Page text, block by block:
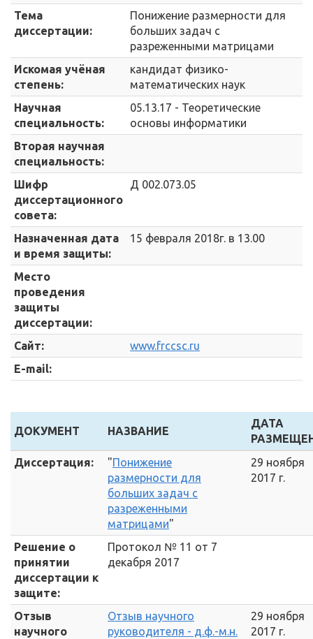
Тема
диссертации:
Понижение размерности для
больших задач с
разреженными матрицами
Искомая учёная
степень:
кандидат физико-
математических наук
Научная
специальность:
05.13.17 - Теоретические
основы информатики
Вторая научная
специальность:
Шифр
диссертационного
совета:
Д 002.073.05
Назначенная дата
и время защиты:
15 февраля 2018г. в 13.00
Место
проведения
защиты
диссертации:
Сайт:
www.frccsc.ru
E-mail:
ДОКУМЕНТ НАЗВАНИЕ
ДАТА
Диссертация:
"Понижение
размерности для
больших задач с
разреженными
матрицами"
29 ноября
2017 г.
Решение о
принятии
диссертации к
защите:
Протокол № 11 от 7
декабря 2017
Отзыв
научного
Отзыв научного
руководителя - д.ф.-м.н.
29 ноября
2017 г.